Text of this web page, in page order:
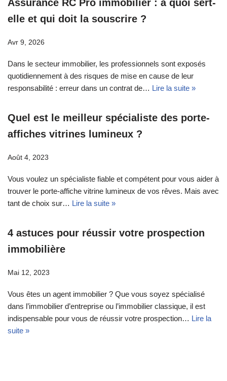
Assurance RC Pro immobilier : à quoi sert-
elle et qui doit la souscrire ?
Avr 9, 2026
Dans le secteur immobilier, les professionnels sont exposés
quotidiennement à des risques de mise en cause de leur
responsabilité : erreur dans un contrat de… Lire la suite »
Quel est le meilleur spécialiste des porte-
affiches vitrines lumineux ?
Août 4, 2023
Vous voulez un spécialiste fiable et compétent pour vous aider à
trouver le porte-affiche vitrine lumineux de vos rêves. Mais avec
tant de choix sur… Lire la suite »
4 astuces pour réussir votre prospection
immobilière
Mai 12, 2023
Vous êtes un agent immobilier ? Que vous soyez spécialisé
dans l’immobilier d’entreprise ou l’immobilier classique, il est
indispensable pour vous de réussir votre prospection… Lire la
suite »